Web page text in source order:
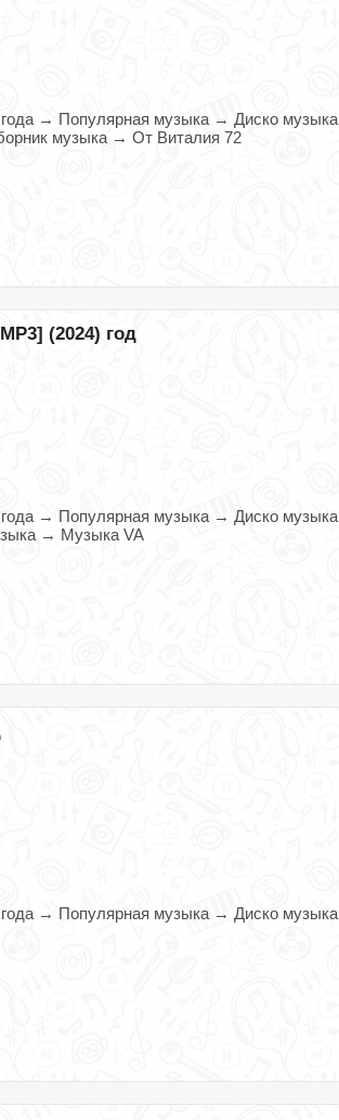
→ Популярная музыка → Диско музыка
музыка → От Виталия 72
(2024) год
→ Популярная музыка → Диско музыка
→ Музыка VA
→ Популярная музыка → Диско музыка